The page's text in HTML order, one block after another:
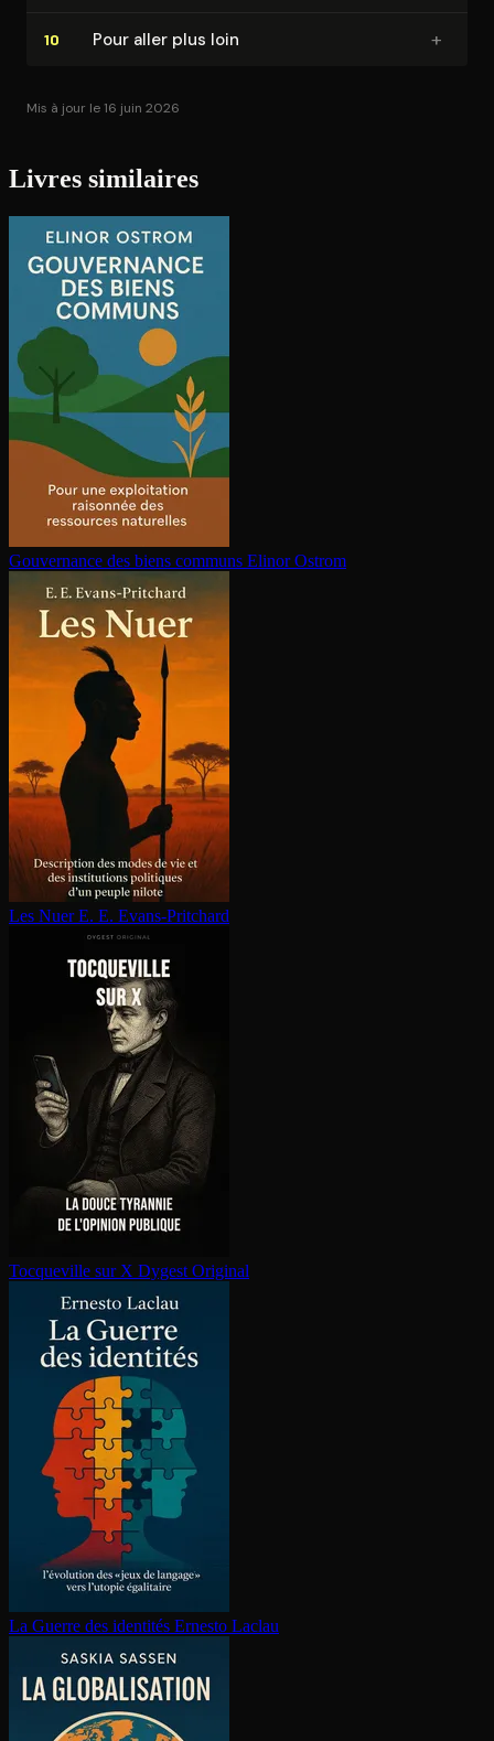
10 Pour aller plus loin +
Mis à jour le 16 juin 2026
Livres similaires
Gouvernance des biens communs Elinor Ostrom
Les Nuer E. E. Evans-Pritchard
Tocqueville sur X Dygest Original
La Guerre des identités Ernesto Laclau